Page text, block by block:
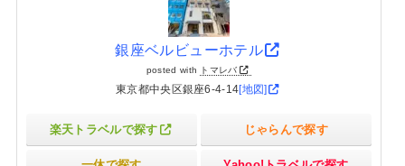
銀座ベルビューホテル
posted with トマレバ
東京都中央区銀座6-4-14[地図]
楽天トラベルで探す じゃらんで探す